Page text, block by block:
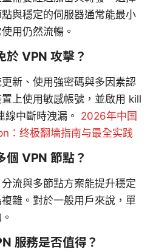
與穩定的伺服器通常能最小
用仍然流暢。
於 VPN 攻擊？
新、使用強密碼與多因素認
上使用敏感帳號，並啟用 kill
中斷時洩漏。 2026年中国
：终极翻墙指南与最全实践
個 VPN 節點？
流與多節點方案能提升穩定
雜。對於一般用戶來說，單
服務是否值得？